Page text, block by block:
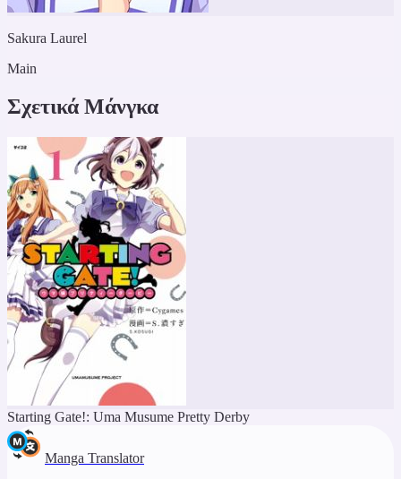
Sakura Laurel
Main
Σχετικά Μάνγκα
Starting Gate!: Uma Musume Pretty Derby
Manga Translator